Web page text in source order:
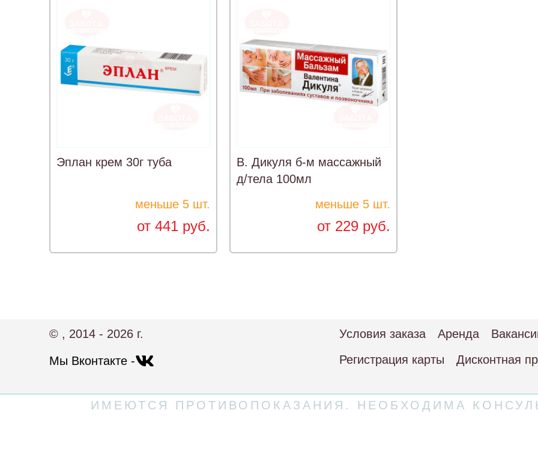
Эплан крем 30г туба
меньше 5 шт.
от 441 руб.
В. Дикуля б-м массажный
д/тела 100мл
меньше 5 шт.
от 229 руб.
© , 2014 - 2026 г.
Мы Вконтакте -
Условия заказа Аренда
Регистрация карты
Дисконтная
ИМЕЮТСЯ ПРОТИВОПОКАЗАНИЯ. НЕОБХОДИМА